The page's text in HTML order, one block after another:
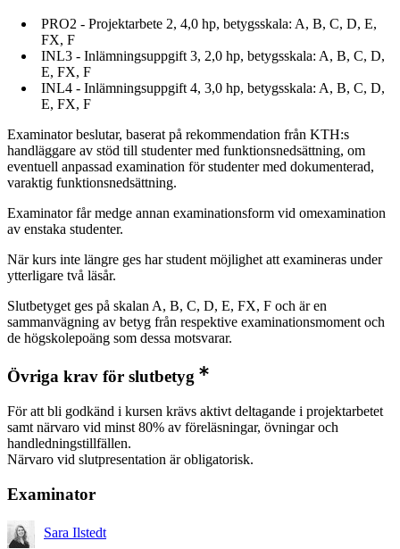
PRO2 - Projektarbete 2, 4,0 hp, betygsskala: A, B, C, D, E,
FX, F
INL3 - Inlämningsuppgift 3, 2,0 hp, betygsskala: A, B, C, D,
E, FX, F
INL4 - Inlämningsuppgift 4, 3,0 hp, betygsskala: A, B, C, D,
E, FX, F
Examinator beslutar, baserat på rekommendation från KTH:s
handläggare av stöd till studenter med funktionsnedsättning, om
eventuell anpassad examination för studenter med dokumenterad,
varaktig funktionsnedsättning.
Examinator får medge annan examinationsform vid omexamination
av enstaka studenter.
När kurs inte längre ges har student möjlighet att examineras under
ytterligare två läsår.
Slutbetyget ges på skalan A, B, C, D, E, FX, F och är en
sammanvägning av betyg från respektive examinationsmoment och
de högskolepoäng som dessa motsvarar.
Övriga krav för slutbetyg
För att bli godkänd i kursen krävs aktivt deltagande i projektarbetet
samt närvaro vid minst 80% av föreläsningar, övningar och
handledningstillfällen.
Närvaro vid slutpresentation är obligatorisk.
Examinator
Sara Ilstedt